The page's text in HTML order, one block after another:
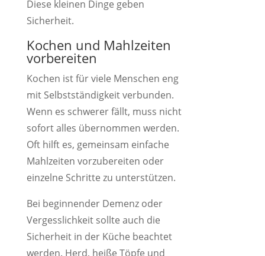
Diese kleinen Dinge geben
Sicherheit.
Kochen und Mahlzeiten
vorbereiten
Kochen ist für viele Menschen eng
mit Selbstständigkeit verbunden.
Wenn es schwerer fällt, muss nicht
sofort alles übernommen werden.
Oft hilft es, gemeinsam einfache
Mahlzeiten vorzubereiten oder
einzelne Schritte zu unterstützen.
Bei beginnender Demenz oder
Vergesslichkeit sollte auch die
Sicherheit in der Küche beachtet
werden. Herd, heiße Töpfe und